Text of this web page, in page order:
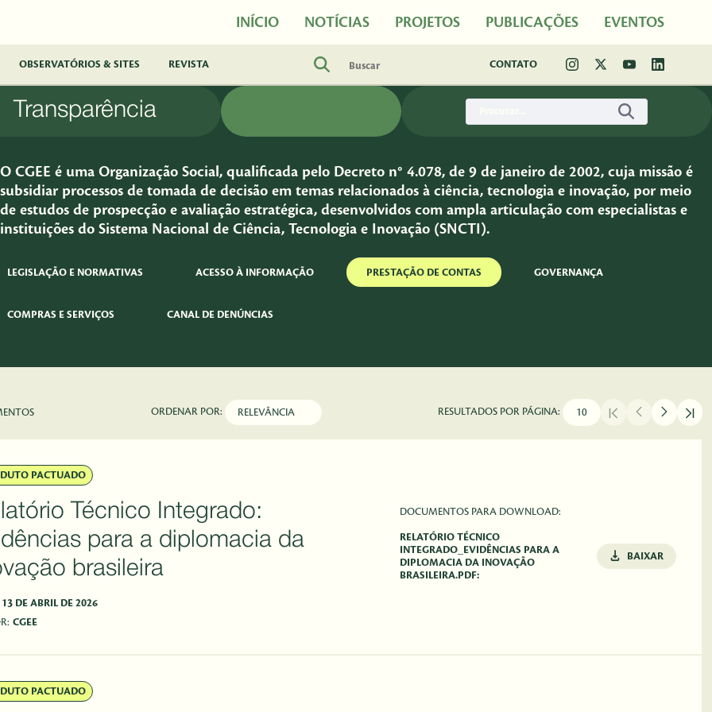
INÍCIO NOTÍCIAS PROJETOS PUBLICAÇÕES EVENTOS
OBSERVATÓRIOS & SITES REVISTA CONTATO
Transparência
O CGEE é uma Organização Social, qualificada pelo Decreto n° 4.078, de 9 de janeiro de 2002, cuja missão é
subsidiar processos de tomada de decisão em temas relacionados à ciência, tecnologia e inovação, por meio
de estudos de prospecção e avaliação estratégica, desenvolvidos com ampla articulação com especialistas e
instituições do Sistema Nacional de Ciência, Tecnologia e Inovação (SNCTI).
LEGISLAÇÃO E NORMATIVAS ACESSO À INFORMAÇÃO PRESTAÇÃO DE CONTAS GOVERNANÇA
COMPRAS E SERVIÇOS CANAL DE DENÚNCIAS
ORDENAR POR: RESULTADOS POR PÁGINA:
PACTUADO
Técnico Integrado:
para a diplomacia da
brasileira
13 DE ABRIL DE 2026
CGEE
DOCUMENTOS PARA DOWNLOAD:
RELATÓRIO TÉCNICO
INTEGRADO_EVIDÊNCIAS PARA A
DIPLOMACIA DA INOVAÇÃO
BRASILEIRA.PDF:
BAIXAR
PACTUADO